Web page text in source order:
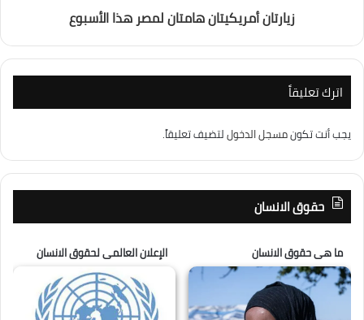
زيارتان أمريكيتان هامتان لمصر هذا الأسبوع
اترك تعليقاً
يجب أنت تكونمسجل الدخوللتضيف تعليقاً.
حقوق الانسان
ما هى حقوق الانسان الإعلان العالمى لحقوق الانسان